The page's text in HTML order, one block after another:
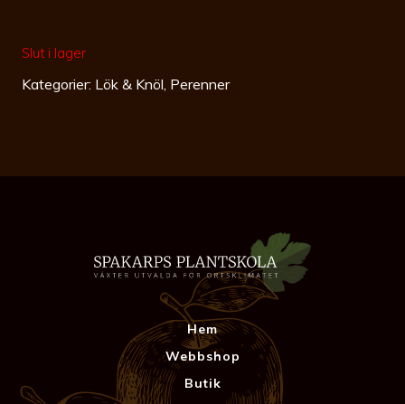
Slut i lager
Kategorier: Lök & Knöl Perenner
Hem
Webbshop
Butik